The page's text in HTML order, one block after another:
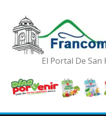
El Portal De San